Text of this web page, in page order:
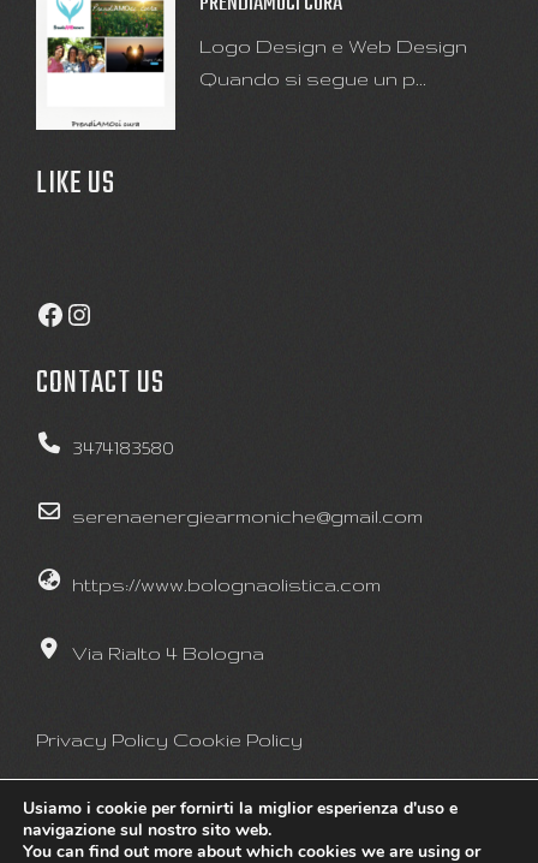
Logo Design e Web Design
Quando si segue un p...
LIKE US
Facebook
Instagram
CONTACT US
3474183580
serenaenergiearmoniche@gmail.com
https://www.bolognaolistica.com
Via Rialto 4 Bologna
Privacy Policy Cookie Policy
Usiamo i cookie per fornirti la miglior esperienza d'uso e
navigazione sul nostro sito web.
You can find out more about which cookies we are using or